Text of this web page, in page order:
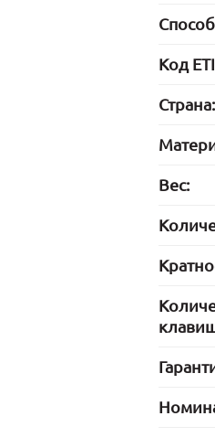
Код
Страна:
Вес: